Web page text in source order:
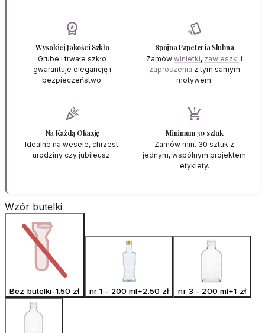
workspace_premium
Wysokiej Jakości Szkło
Grube i trwałe szkło
gwarantuje elegancję i
bezpieczeństwo.
style
Spójna Papeteria Ślubna
Zamówwinietki, zawieszki i
zaproszenia z tym samym
motywem.
celebration
Na Każdą Okazję
Idealne na wesele, chrzest,
urodziny czy jubileusz.
production_quantity_limits
Minimum 30 sztuk
Zamów min. 30 sztuk z
jednym, wspólnym projektem
etykiety.
Wzór butelki
Bez butelki-1.50 zł nr 1 - 200 ml+2.50 zł nr 3 - 200 ml+1 zł